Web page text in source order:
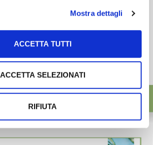
Mostra dettagli
ACCETTA TUTTI
ACCETTA SELEZIONATI
RIFIUTA